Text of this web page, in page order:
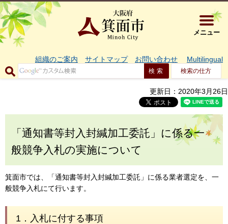
大阪府箕
メニュー
組織のご案内 サイトマップ お問い合わせ Multilingual
検索の仕方
更新日：2020年3月26日
「通知書等封入封緘加工委託」に係る一
般競争入札の実施について
箕面市では、「通知書等封入封緘加工委託」に係る業者選定を、一
般競争入札にて行います。
1．入札に付する事項